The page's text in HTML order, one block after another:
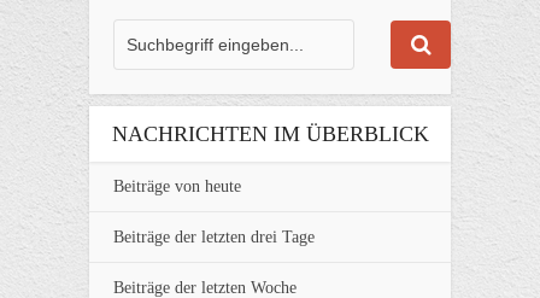
NACHRICHTEN IM ÜBERBLICK
Beiträge von heute
Beiträge der letzten drei Tage
Beiträge der letzten Woche